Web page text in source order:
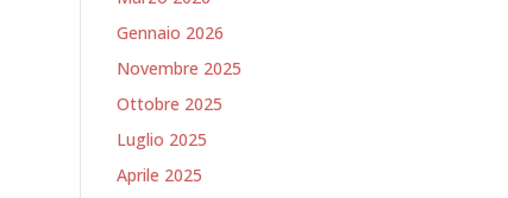
Gennaio 2026
Novembre 2025
Ottobre 2025
Luglio 2025
Aprile 2025